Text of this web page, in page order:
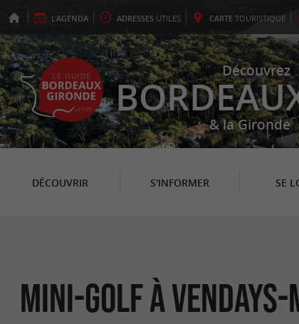
L'AGENDA ADRESSES UTILES CARTE TOURISTIQUE
Découvrez
& la Gironde
DÉCOUVRIR S'INFORMER SE
Mini-Golf à